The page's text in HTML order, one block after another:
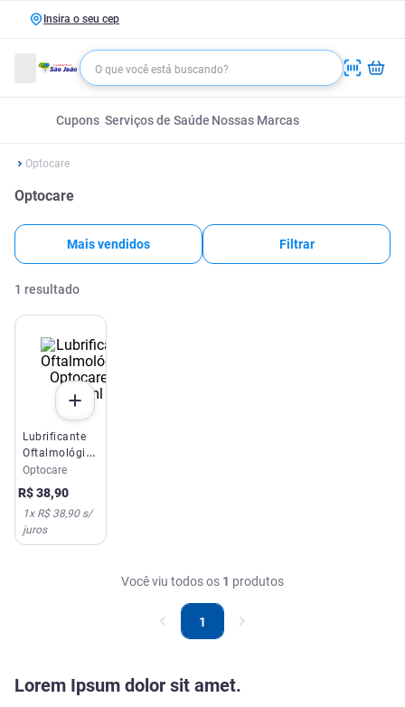
Insira o seu cep
Cupons Serviços de Saúde Nossas Marcas
Optocare
Optocare
Mais vendidos Filtrar
1 resultado
Lubrificante
Oftalmológico
Optocare Ul
10ml
Optocare
R$38,90
1x R$ 38,90s/
juros
Você viu todos os 1 produtos
1
Lorem Ipsum dolor sit amet.